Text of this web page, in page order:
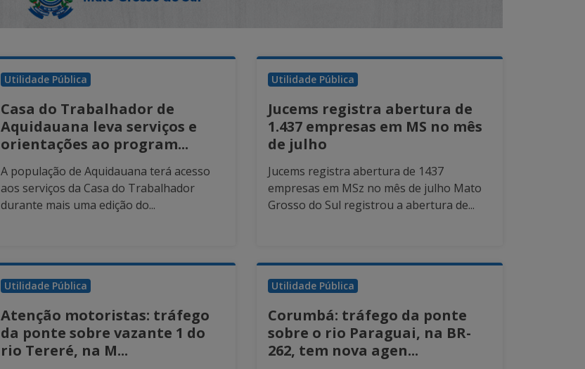
Utilidade Pública
Casa do Trabalhador de
Aquidauana leva serviços e
orientações ao program...
A população de Aquidauana terá acesso
aos serviços da Casa do Trabalhador
durante mais uma edição do...
Utilidade Pública
Jucems registra abertura de
1.437 empresas em MS no mês
de julho
Jucems registra abertura de 1437
empresas em MSz no mês de julho Mato
Grosso do Sul registrou a abertura de...
Utilidade Pública
Atenção motoristas: tráfego
da ponte sobre vazante 1 do
rio Tereré, na M...
Utilidade Pública
Corumbá: tráfego da ponte
sobre o rio Paraguai, na BR-
262, tem nova agen...